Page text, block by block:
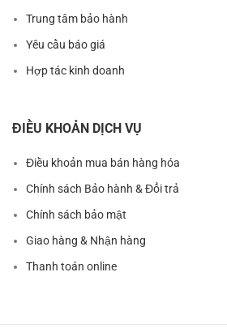
Trung tâm bảo hành
Yêu cầu báo giá
Hợp tác kinh doanh
ĐIỀU KHOẢN DỊCH VỤ
Điều khoản mua bán hàng hóa
Chính sách Bảo hành & Đổi trả
Chính sách bảo mật
Giao hàng & Nhận hàng
Thanh toán online